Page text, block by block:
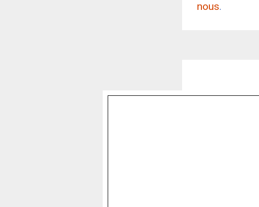
nous.